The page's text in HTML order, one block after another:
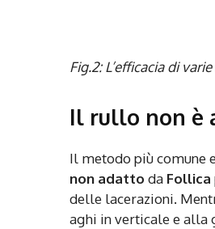
Fig.2: L’efficacia di
Il rullo non è
Il metodo più comune
non adatto da Follica
delle lacerazioni.
aghi in verticale e alla